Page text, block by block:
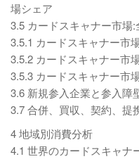
場シェア
3.5 カードスキャナー市場
3.5.1 カードスキャナー市
3.5.2 カードスキャナー市
3.5.3 カードスキャナー市
3.6 新規参入企業と参入障
3.7 合併、買収、契約、提
4 地域別消費分析
4.1 世界のカードスキャナ